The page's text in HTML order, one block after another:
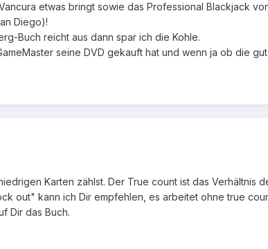
etwas bringt sowie das Professional Blackjack
Diego)!
Buch reicht aus dann spar ich die Kohle.
seine DVD gekauft hat und wenn ja ob die
Karten zählst. Der True count ist das Verhältnis
out" kann ich Dir empfehlen, es arbeitet ohne true
Dir das Buch.